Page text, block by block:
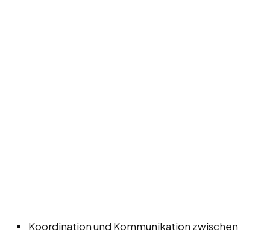
Koordination und Kommunikation zwischen